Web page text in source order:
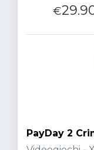
€
PayDay 2